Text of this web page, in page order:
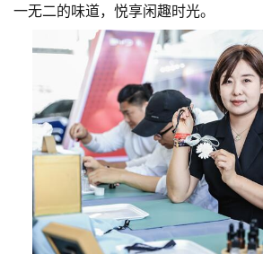
一无二的味道，悦享闲趣时光。